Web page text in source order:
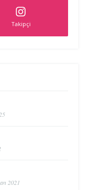
Takipçi
2021